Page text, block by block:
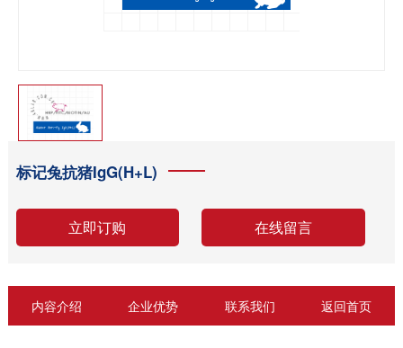
标记兔抗猪IgG(H+L)
立即订购 在线留言
内容介绍 企业优势 联系我们 返回首页